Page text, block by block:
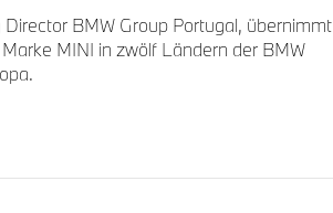
BMW Group Portugal, übernimmt
MINI in zwölf Ländern der BMW